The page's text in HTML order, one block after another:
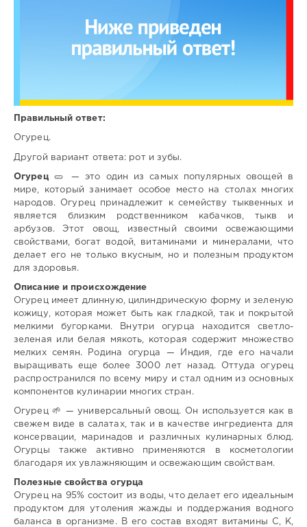
Правильный ответ:
Огурец.
Другой вариант ответа: рот и зубы.
Огурец🥒 — это один из самых популярных овощей в
мире, который занимает особое место на столах многих
народов. Огурец принадлежит к семейству тыквенных и
является близким родственником кабачков, тыкв и
арбузов. Этот овощ, известный своими освежающими
свойствами, богат водой, витаминами и минералами, что
делает его не только вкусным, но и полезным продуктом
для здоровья.
Описание и происхождение
Огурец имеет длинную, цилиндрическую форму и зеленую
кожицу, которая может быть как гладкой, так и покрытой
мелкими бугорками. Внутри огурца находится светло-
зеленая или белая мякоть, которая содержит множество
мелких семян. Родина огурца — Индия, где его начали
выращивать еще более 3000 лет назад. Оттуда огурец
распространился по всему миру и стал одним из основных
компонентов кулинарии многих стран.
Огурец 🌱 — универсальный овощ. Он используется как в
свежем виде в салатах, так и в качестве ингредиента для
консервации, маринадов и различных кулинарных блюд.
Огурцы также активно применяются в косметологии
благодаря их увлажняющим и освежающим свойствам.
Полезные свойства огурца
Огурец на 95% состоит из воды, что делает его идеальным
продуктом для утоления жажды и поддержания водного
баланса в организме. В его состав входят витамины C, K,